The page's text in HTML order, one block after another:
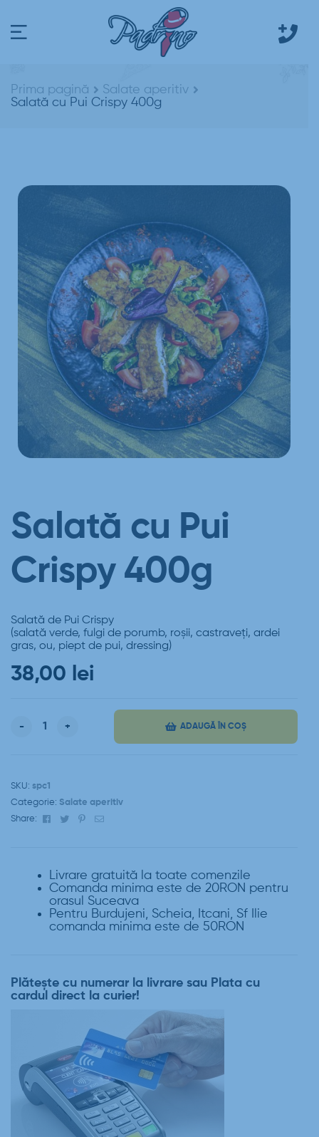
Prima pagină
Salate aperitiv
Salată cu Pui Crispy 400g
Salată cu Pui
Crispy 400g
Salată de Pui Crispy
(salată verde, fulgi de porumb, roşii, castraveţi, ardei
gras, ou, piept de pui, dressing)
38,00 lei
- + ADAUGĂ ÎN COȘ
SKU: spc1
Categorie: Salate aperitiv
Share:
Facebook
TwitterPinterest
Email
Livrare gratuită la toate comenzile
Comanda minima este de 20RON pentru
orasul Suceava
Pentru Burdujeni, Scheia, Itcani, Sf Ilie
comanda minima este de 50RON
Plătește cu numerar la livrare sau Plata cu
cardul direct la curier!